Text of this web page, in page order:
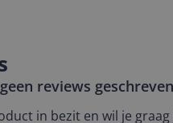
reviews geschreven
in bezit en wil je